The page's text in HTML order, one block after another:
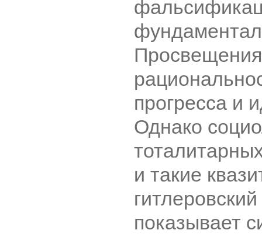
прогресса и
Однако
и такие
показывает